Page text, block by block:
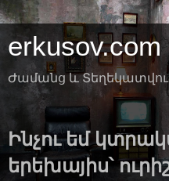
erkusov.com
Ժամանց և
Ինչու եմ
երեխայիս՝